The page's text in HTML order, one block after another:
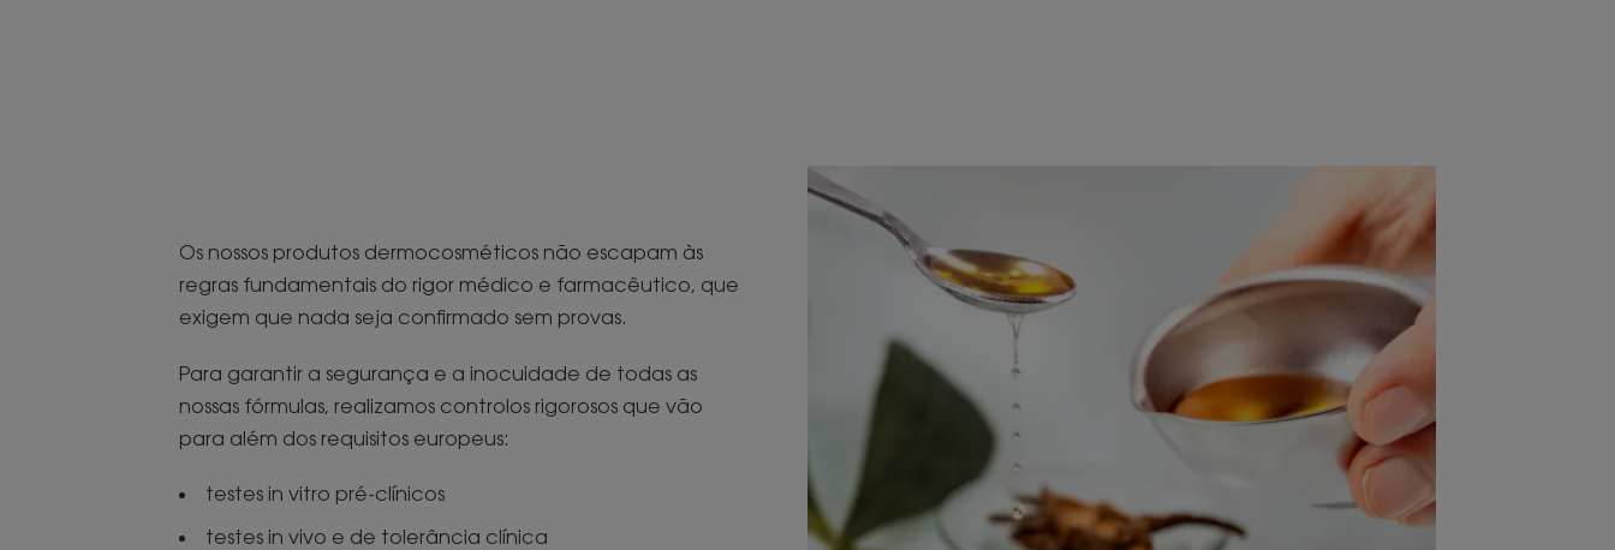
Os nossos produtos dermocosméticos não escapam às
regras fundamentais do rigor médico e farmacêutico, que
exigem que nada seja confirmado sem provas.
Para garantir a segurança e a inocuidade de todas as
nossas fórmulas, realizamos controlos rigorosos que vão
para além dos requisitos europeus:
testes in vitro pré-clínicos
testes in vivo e de tolerância clínica